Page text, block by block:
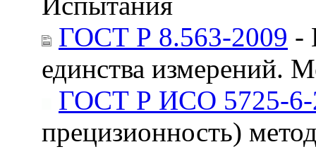
ГОСТ Р 8.563-2009 -
единства измерений.
ГОСТ Р ИСО 5725-6-
прецизионность)